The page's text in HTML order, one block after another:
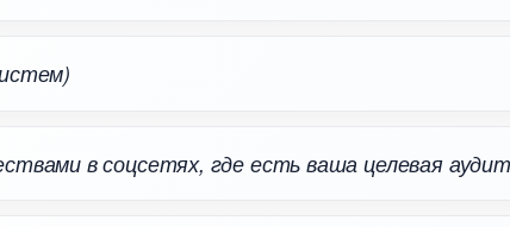
в соцсетях, где есть ваша целевая